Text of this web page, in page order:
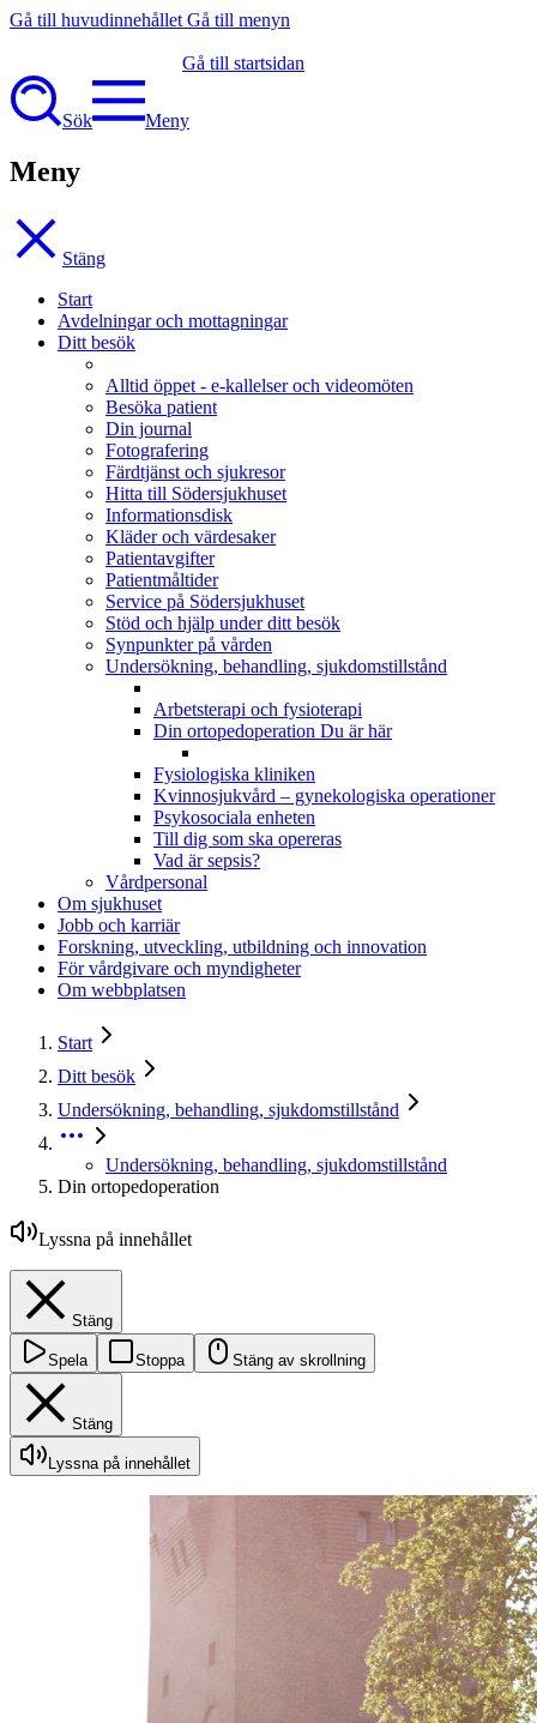
Gå till huvudinnehållet Gå till menyn
Gå till startsidan
Sök Meny
Meny
Stäng
Start
Avdelningar och mottagningar
Ditt besök
Alltid öppet - e-kallelser och videomöten
Besöka patient
Din journal
Fotografering
Färdtjänst och sjukresor
Hitta till Södersjukhuset
Informationsdisk
Kläder och värdesaker
Patientavgifter
Patientmåltider
Service på Södersjukhuset
Stöd och hjälp under ditt besök
Synpunkter på vården
Undersökning, behandling, sjukdomstillstånd
Arbetsterapi och fysioterapi
Din ortopedoperation Du är här
Fysiologiska kliniken
Kvinnosjukvård – gynekologiska operationer
Psykosociala enheten
Till dig som ska opereras
Vad är sepsis?
Vårdpersonal
Om sjukhuset
Jobb och karriär
Forskning, utveckling, utbildning och innovation
För vårdgivare och myndigheter
Om webbplatsen
Start
Ditt besök
Undersökning, behandling, sjukdomstillstånd
Undersökning, behandling, sjukdomstillstånd
Din ortopedoperation
Lyssna på innehållet
Stäng
Spela Stoppa Stäng av skrollning
Stäng
Lyssna på innehållet